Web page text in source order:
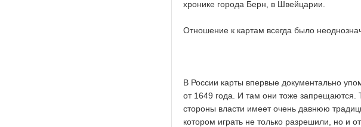
хронике города Берн, в Швейцарии.
Отношение к картам всегда было
В России карты впервые документально
от 1649 года. И там они тоже запрещаются.
стороны власти имеет очень давнюю
котором играть не только разрешили, но и